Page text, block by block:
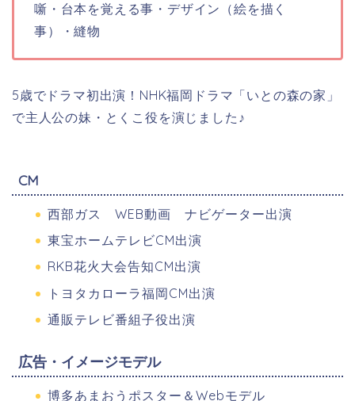
噺・台本を覚える事・デザイン（絵を描く
事）・縫物
5歳でドラマ初出演！ NHK福岡ドラマ「いとの森の家」
で主人公の妹・とくこ役を演じました♪
CM
西部ガス WEB動画 ナビゲーター出演
東宝ホームテレビCM出演
RKB花火大会告知CM出演
トヨタカローラ福岡CM出演
通販テレビ番組子役出演
広告・イメージモデル
博多あまおうポスター＆Webモデル